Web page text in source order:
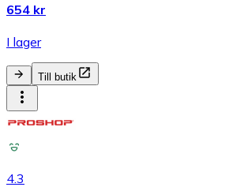
654 kr
I lager
Till butik
4.3